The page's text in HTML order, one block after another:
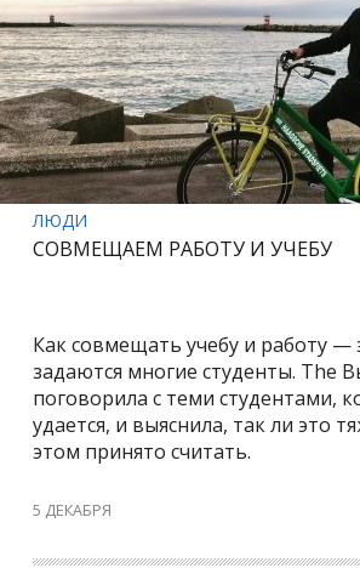
ЛЮДИ
СОВМЕЩАЕМ РАБОТУ И УЧЕБУ
Как совмещать учебу и работу
задаются многие студенты. The
поговорила с теми студентами,
удается, и выяснила, так ли это
этом принято считать.
5 ДЕКАБРЯ